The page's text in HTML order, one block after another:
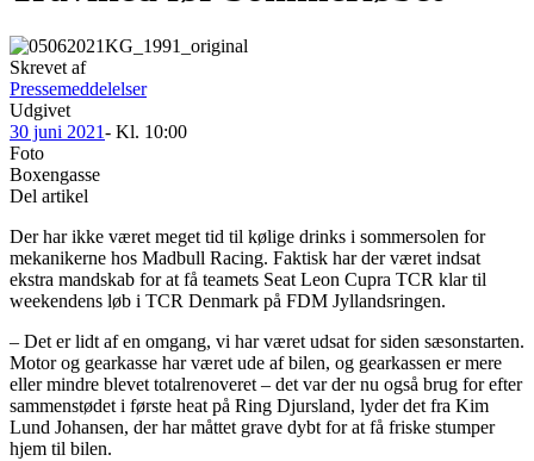
Skrevet af
Pressemeddelelser
Udgivet
30 juni 2021- Kl. 10:00
Foto
Boxengasse
Del artikel
Der har ikke været meget tid til kølige drinks i sommersolen for
mekanikerne hos Madbull Racing. Faktisk har der været indsat
ekstra mandskab for at få teamets Seat Leon Cupra TCR klar til
weekendens løb i TCR Denmark på FDM Jyllandsringen.
– Det er lidt af en omgang, vi har været udsat for siden sæsonstarten.
Motor og gearkasse har været ude af bilen, og gearkassen er mere
eller mindre blevet totalrenoveret – det var der nu også brug for efter
sammenstødet i første heat på Ring Djursland, lyder det fra Kim
Lund Johansen, der har måttet grave dybt for at få friske stumper
hjem til bilen.